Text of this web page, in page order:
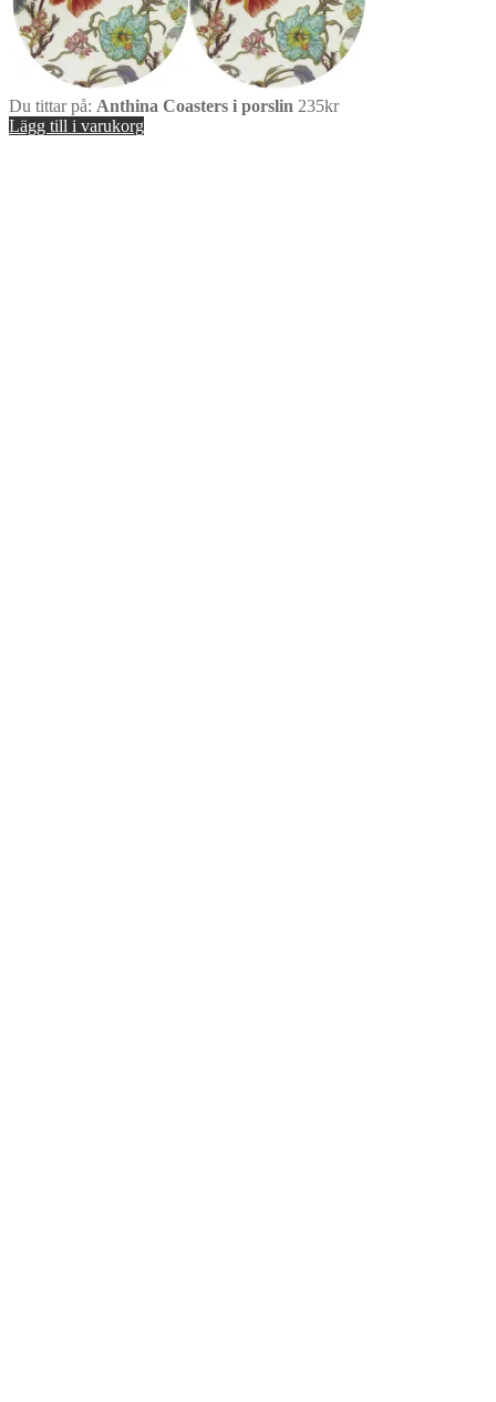
Du tittar på: Anthina Coasters i porslin 235kr
Lägg till i varukorg